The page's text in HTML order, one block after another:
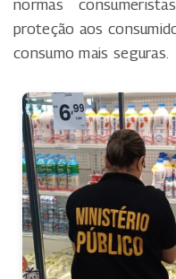
normas
proteção aos
consumo mais seguras.